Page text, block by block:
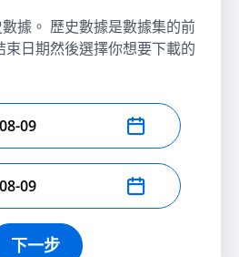
據。 歷史數據是數據集的前
束日期然後選擇你想要下載的
下一步